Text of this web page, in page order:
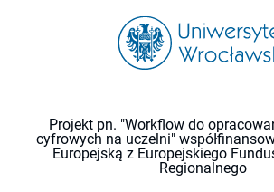
Projekt pn. "Workflow do
cyfrowych na uczelni"
Europejską z Europejskiego
Regionalnego